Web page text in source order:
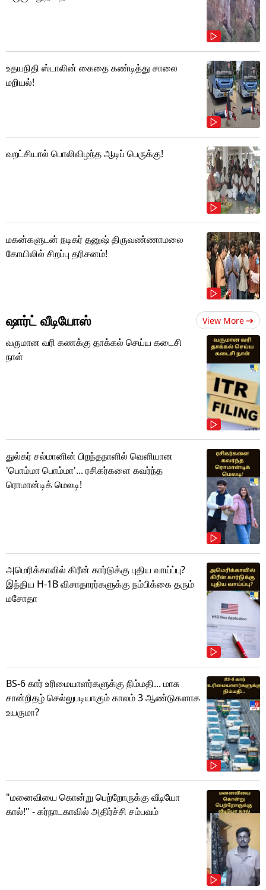
உதயநிதி ஸ்டாலின் கைதை கண்டித்து சாலை
மறியல்!
வறட்சியால் பொலிவிழந்த ஆடிப் பெருக்கு!
மகன்களுடன் நடிகர் தனுஷ் திருவண்ணாமலை
கோயிலில் சிறப்பு தரிசனம்!
ஷார்ட் வீடியோஸ் View More
வருமான வரி கணக்கு தாக்கல் செய்ய கடைசி
நாள்
துல்கர் சல்மானின் பிறந்தநாளில் வெளியான
'பொம்மா பொம்மா'... ரசிகர்களை கவர்ந்த
ரொமான்டிக் மெலடி!
அமெரிக்காவில் கிரீன் கார்டுக்கு புதிய வாய்ப்பு?
இந்திய H-1B விசாதாரர்களுக்கு நம்பிக்கை தரும்
மசோதா
BS-6 கார் உரிமையாளர்களுக்கு நிம்மதி... மாசு
சான்றிதழ் செல்லுபடியாகும் காலம் 3 ஆண்டுகளாக
உயருமா?
"மனைவியை கொன்று பெற்றோருக்கு வீடியோ
கால்!" - கர்நாடகாவில் அதிர்ச்சி சம்பவம்